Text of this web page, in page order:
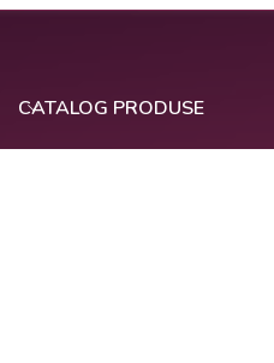
CATALOG PRODUSE